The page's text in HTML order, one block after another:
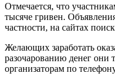
Отмечается, что
тысяче гривен.
частности, на сайтах
Желающих заработать
разочарованию денег они
организаторам по